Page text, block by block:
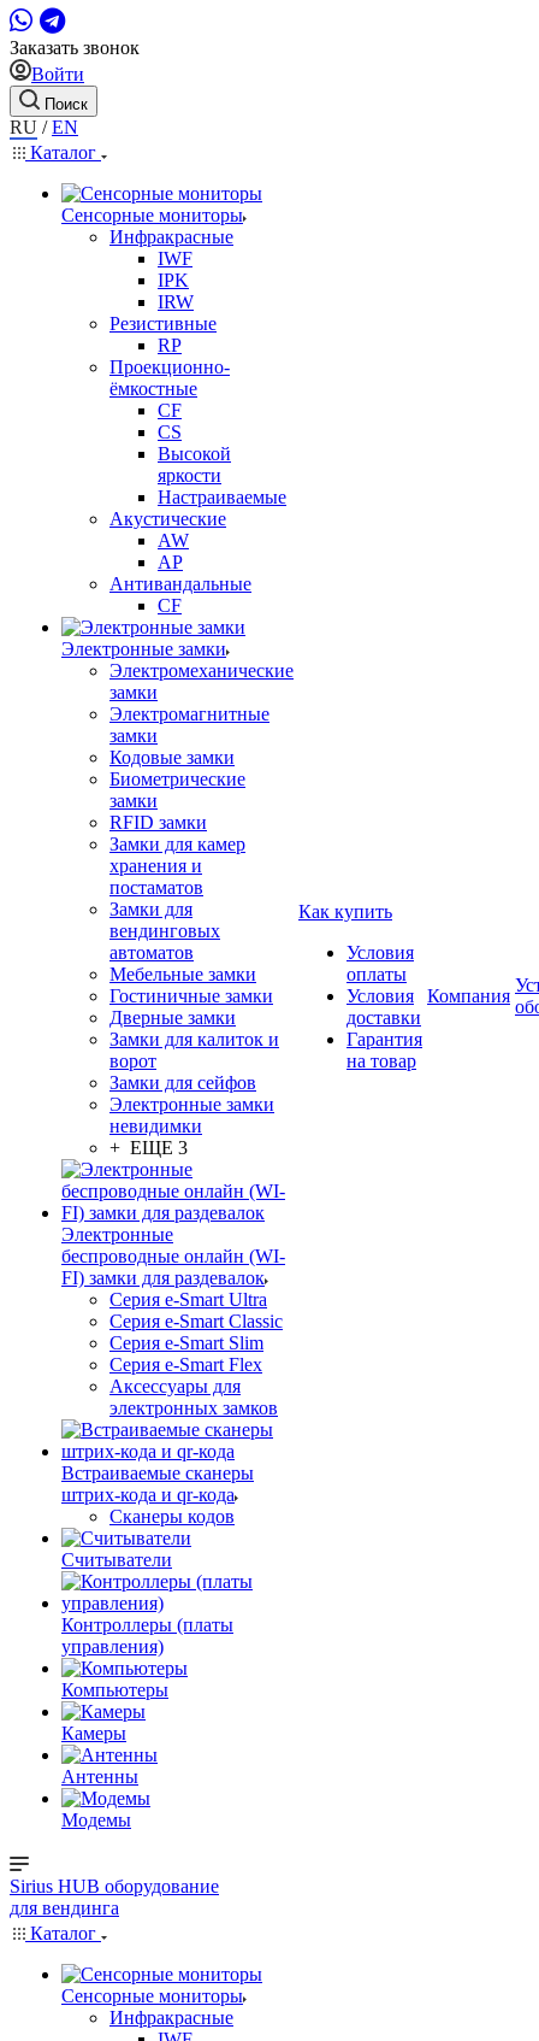
Заказать звонок
Войти
Поиск
RU /EN
Каталог
Сенсорные мониторы
Инфракрасные
IWF
IPK
IRW
Резистивные
RP
Проекционно-
ёмкостные
CF
CS
Высокой
яркости
Настраиваемые
Акустические
AW
AP
Антивандальные
CF
Электронные замки
Электромеханические
замки
Электромагнитные
замки
Кодовые замки
Биометрические
замки
RFID замки
Замки для камер
хранения и
постаматов
Замки для
вендинговых
автоматов
Мебельные замки
Гостиничные замки
Дверные замки
Замки для калиток и
ворот
Замки для сейфов
Электронные замки
невидимки
+ ЕЩЕ 3
Электронные
беспроводные онлайн (WI-
FI) замки для раздевалок
Серия e-Smart Ultra
Серия e-Smart Classic
Серия e-Smart Slim
Серия e-Smart Flex
Аксессуары для
электронных замков
Встраиваемые сканеры
штрих-кода и qr-кода
Сканеры кодов
Считыватели
Контроллеры (платы
управления)
Компьютеры
Камеры
Антенны
Модемы
Как купить
Условия
оплаты
Условия
доставки
Гарантия
на товар
Компания
Sirius HUB оборудование
для вендинга
Каталог
Сенсорные мониторы
Инфракрасные